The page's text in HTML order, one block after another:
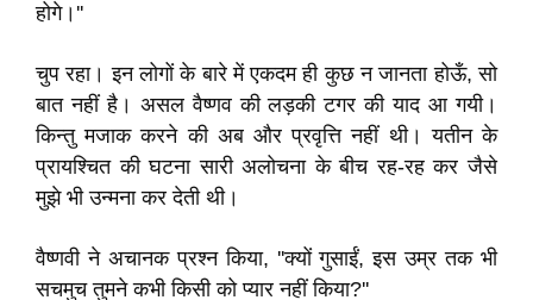
होगे।''
चुप रहा। इन लोगों के बारे में एकदम ही कुछ न जानता होऊँ, सो
बात नहीं है। असल वैष्णव की लड़की टगर की याद आ गयी।
किन्तु मजाक करने की अब और प्रवृत्ति नहीं थी। यतीन के
प्रायश्चित की घटना सारी अलोचना के बीच रह-रह कर जैसे
मुझे भी उन्मना कर देती थी।
वैष्णवी ने अचानक प्रश्न किया, ''क्यों गुसाईं, इस उम्र तक भी
सचमुच तुमने कभी किसी को प्यार नहीं किया?''